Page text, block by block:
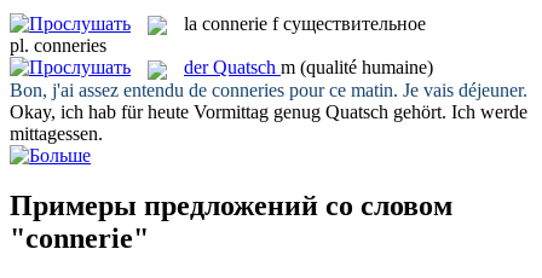
la connerie f существительное
pl. conneries
derQuatsch m (qualité humaine)
Bon, j'ai assez entendu de conneries pour ce matin. Je vais déjeuner.
Okay, ich hab für heute Vormittag genug Quatsch gehört. Ich werde
mittagessen.
Примеры предложений со словом
"connerie"